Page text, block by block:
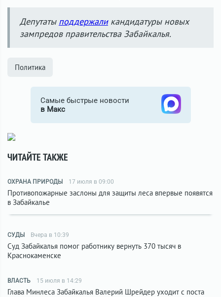
Депутаты поддержаликандидатуры новых
зампредов правительства Забайкалья.
Политика
Самые быстрые новости
в Макс
ЧИТАЙТЕ ТАКЖЕ
ОХРАНА ПРИРОДЫ 17 июля в 09:00
Противопожарные заслоны для защиты леса впервые появятся
в Забайкалье
СУДЫ Вчера в 10:39
Суд Забайкалья помог работнику вернуть 370 тысяч в
Краснокаменске
ВЛАСТЬ 15 июля в 14:29
Глава Минлеса Забайкалья Валерий Шрейдер уходит с поста